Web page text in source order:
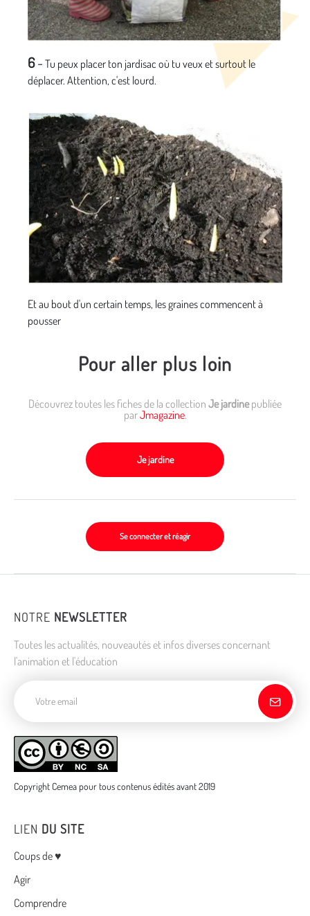
6- Tu peux placer ton jardisac où tu veux et surtout le
déplacer. Attention, c'est lourd.
Et au bout d'un certain temps, les graines commencent à
pousser
Pour aller plus loin
Découvrez toutes les fiches de la collection Je jardinepubliée
parJmagazine.
Je jardine
Se connecter et réagir
NOTRE NEWSLETTER
Toutes les actualités, nouveautés et infos diverses concernant
l'animation et l'éducation
Copyright Cemea pour tous contenus édités avant 2019
LIEN DU SITE
Menu
Coups de ♥
Agir
Comprendre